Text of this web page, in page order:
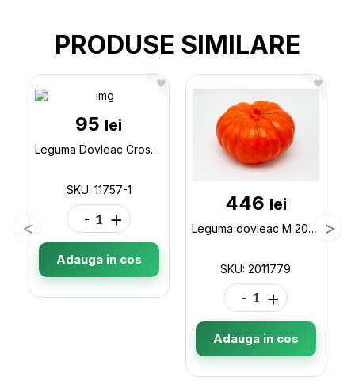
PRODUSE SIMILARE
95 lei
Leguma Dovleac Crosetat Mare 11757-1
SKU: 11757-1
- +
Adauga in cos
446 lei
Leguma dovleac M 2011779
SKU: 2011779
- +
Adauga in cos